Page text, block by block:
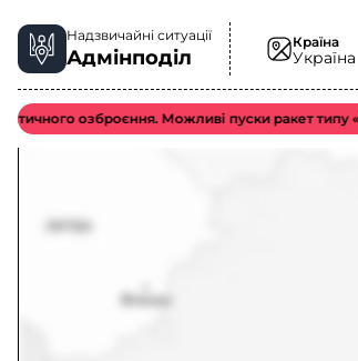
Надзвичайні ситуації
Адмінподіл
Країна
Україна
озброєння. Можливі пуски ракет типу